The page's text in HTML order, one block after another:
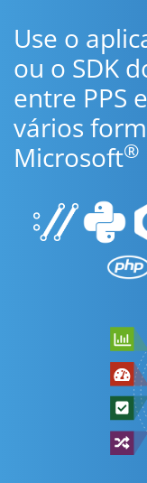
Use o
ou o SDK
entre PPS
vários
Microsoft®